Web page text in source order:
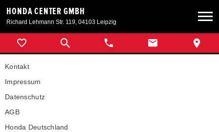
HONDA CENTER GMBH
Richard Lehmann Str. 119, 04103 Leipzig
Neuwagen
Gebrauchtwagen
Angebote
Kontakt
Impressum
Datenschutz
AGB
Honda Deutschland